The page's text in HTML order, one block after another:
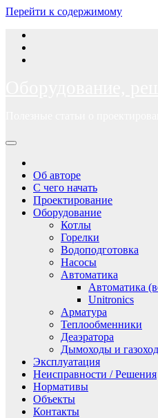
Перейти к содержимому
Об авторе
С чего начать
Проектирование
Оборудование
Котлы
Горелки
Водоподготовка
Насосы
Автоматика
Автоматика
Unitronics
Арматура
Теплообменники
Деаэратора
Дымоходы и
Эксплуатация
Неисправности / Решения
Нормативы
Объекты
Контакты